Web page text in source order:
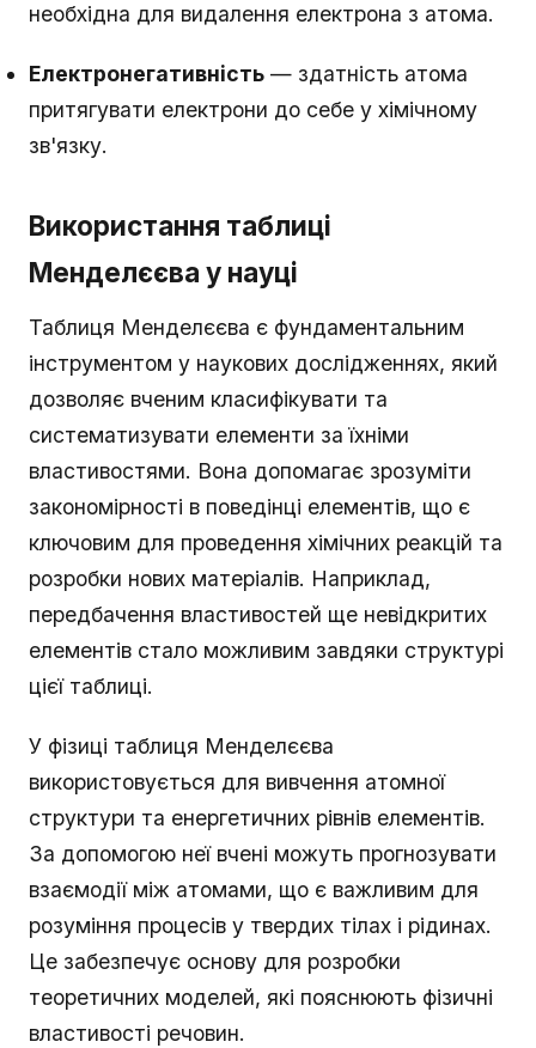
необхідна для видалення електрона з атома.
Електронегативність — здатність атома
притягувати електрони до себе у хімічному
зв'язку.
Використання таблиці
Менделєєва у науці
Таблиця Менделєєва є фундаментальним
інструментом у наукових дослідженнях, який
дозволяє вченим класифікувати та
систематизувати елементи за їхніми
властивостями. Вона допомагає зрозуміти
закономірності в поведінці елементів, що є
ключовим для проведення хімічних реакцій та
розробки нових матеріалів. Наприклад,
передбачення властивостей ще невідкритих
елементів стало можливим завдяки структурі
цієї таблиці.
У фізиці таблиця Менделєєва
використовується для вивчення атомної
структури та енергетичних рівнів елементів.
За допомогою неї вчені можуть прогнозувати
взаємодії між атомами, що є важливим для
розуміння процесів у твердих тілах і рідинах.
Це забезпечує основу для розробки
теоретичних моделей, які пояснюють фізичні
властивості речовин.